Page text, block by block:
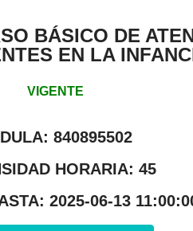
BÁSICO DE
EN LA
VIGENTE
840895502
HORARIA: 45
2025-06-13